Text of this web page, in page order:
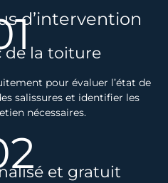
d’intervention
de la toiture
pour évaluer l’état de
salissures et identifier les
nécessaires.
et gratuit